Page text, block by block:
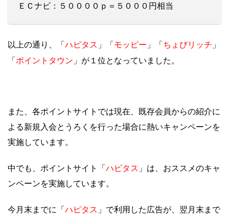
ＥＣナビ：５００００ｐ＝５０００円相当
以上の通り、「ハピタス 」「モッピー 」「ちょびリッチ 」
「ポイントタウン 」が１位となっていました。
また、各ポイントサイトでは現在、既存会員からの紹介に
よる新規入会とうろくを行った場合に熱いキャンペーンを
実施しています。
中でも、ポイントサイト「ハピタス 」は、 おススメのキャ
ンペーンを実施しています。
今月末までに「ハピタス 」で利用した広告が、翌月末まで